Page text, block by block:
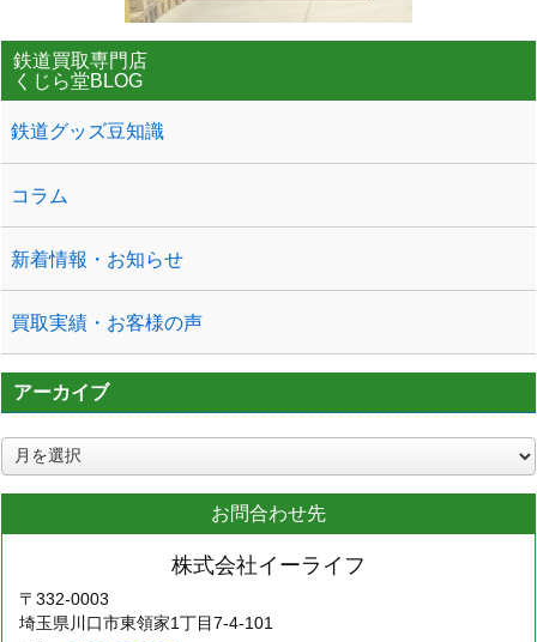
鉄道買取専門店
くじら堂BLOG
鉄道グッズ豆知識
コラム
新着情報・お知らせ
買取実績・お客様の声
アーカイブ
ア
ー
カ
お問合わせ先
株式会社イーライフ
〒332-0003
埼玉県川口市東領家1丁目7-4-101